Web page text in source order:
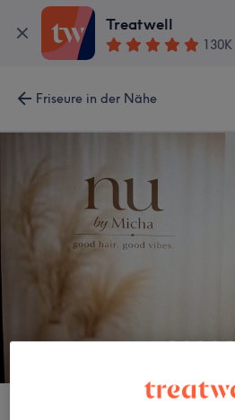
Treatwell
130K
Friseure in der Nähe